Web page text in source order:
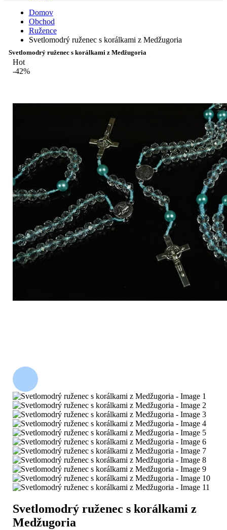
Domov
Obchod
Ružence
Svetlomodrý ruženec s korálkami z Medžugoria
Svetlomodrý ruženec s korálkami z Medžugoria
Hot
-42%
Svetlomodrý ruženec s korálkami z
Medžugoria